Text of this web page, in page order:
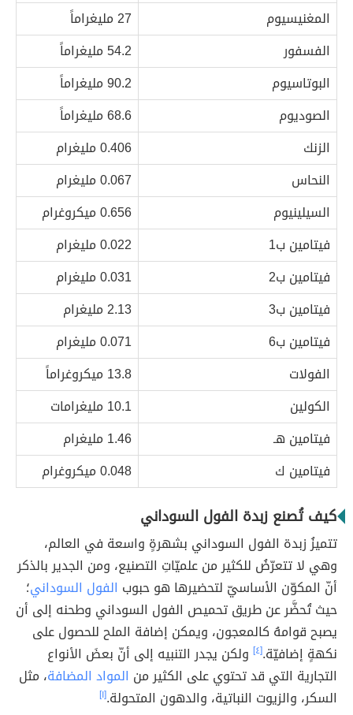
المغنيسيوم
27 مليغراماً
الفسفور
54.2 مليغراماً
البوتاسيوم
90.2 مليغراماً
الصوديوم
68.6 مليغراماً
الزنك
0.406 مليغرام
النحاس
0.067 مليغرام
السيلينيوم
0.656 ميكروغرام
فيتامين ب1
0.022 مليغرام
فيتامين ب2
0.031 مليغرام
فيتامين ب3
2.13 مليغرام
فيتامين ب6
0.071 مليغرام
الفولات
13.8 ميكروغراماً
الكولين
10.1 مليغرامات
فيتامين هـ
1.46 مليغرام
فيتامين ك
0.048 ميكروغرام
كيف تُصنع زبدة الفول السوداني
تتميزُ زبدة الفول السوداني بشهرةٍ واسعة في العالم،
وهي لا تتعرّضُ للكثير من علميّاتِ التصنيع، ومن الجدير بالذكر
أنّ المكوّن الأساسيّ لتحضيرها هو حبوب الفول السوداني؛
حيث تُحضَّر عن طريق تحميص الفول السوداني وطحنه إلى أن
يصبح قوامهُ كالمعجون، ويمكن إضافة الملح للحصول على
نكهةٍ إضافيّة.[٤]
ولكن يجدر التنبيه إلى أنّ بعضَ الأنواع
التجارية التي قد تحتوي على الكثير من المواد المضافة، مثل
السكر، والزيوت النباتية، والدهون المتحولة.[١]